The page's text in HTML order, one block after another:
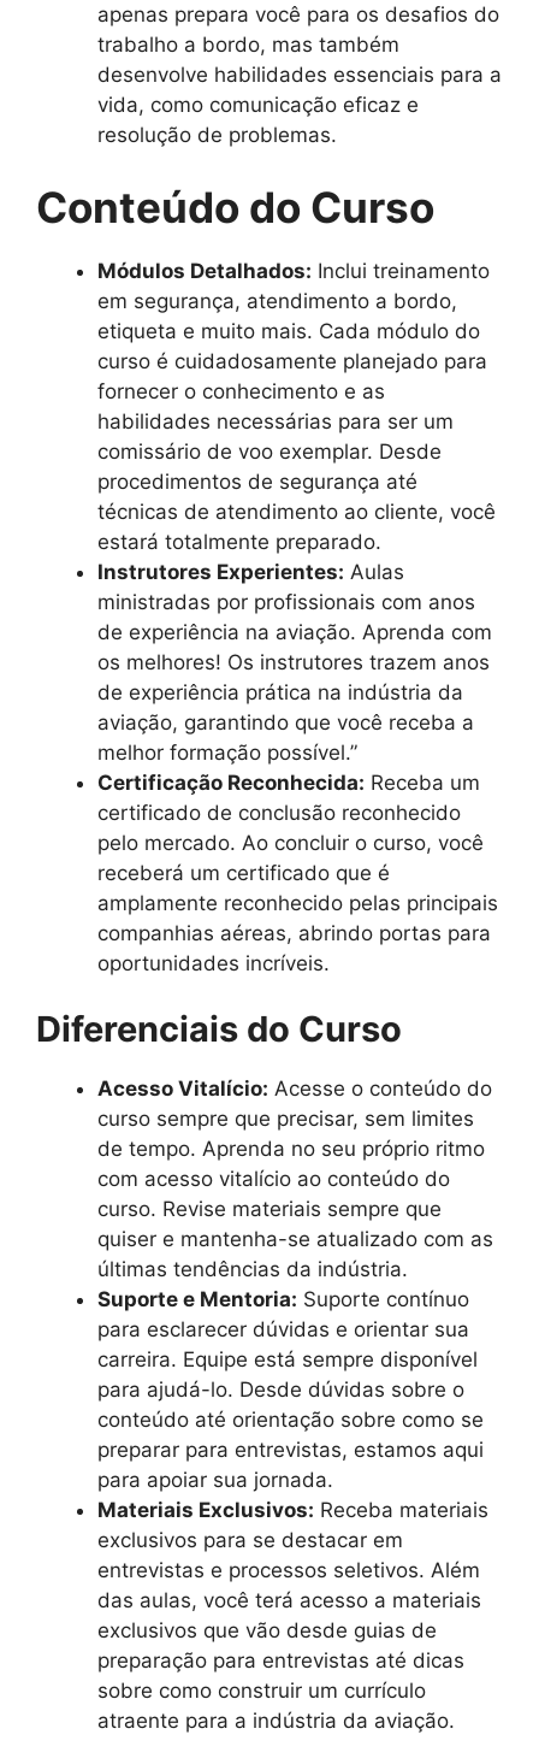
apenas prepara você para os desafios do
trabalho a bordo, mas também
desenvolve habilidades essenciais para a
vida, como comunicação eficaz e
resolução de problemas.
Conteúdo do Curso
Módulos Detalhados: Inclui treinamento
em segurança, atendimento a bordo,
etiqueta e muito mais. Cada módulo do
curso é cuidadosamente planejado para
fornecer o conhecimento e as
habilidades necessárias para ser um
comissário de voo exemplar. Desde
procedimentos de segurança até
técnicas de atendimento ao cliente, você
estará totalmente preparado.
Instrutores Experientes: Aulas
ministradas por profissionais com anos
de experiência na aviação. Aprenda com
os melhores! Os instrutores trazem anos
de experiência prática na indústria da
aviação, garantindo que você receba a
melhor formação possível.”
Certificação Reconhecida: Receba um
certificado de conclusão reconhecido
pelo mercado. Ao concluir o curso, você
receberá um certificado que é
amplamente reconhecido pelas principais
companhias aéreas, abrindo portas para
oportunidades incríveis.
Diferenciais do Curso
Acesso Vitalício: Acesse o conteúdo do
curso sempre que precisar, sem limites
de tempo. Aprenda no seu próprio ritmo
com acesso vitalício ao conteúdo do
curso. Revise materiais sempre que
quiser e mantenha-se atualizado com as
últimas tendências da indústria.
Suporte e Mentoria: Suporte contínuo
para esclarecer dúvidas e orientar sua
carreira. Equipe está sempre disponível
para ajudá-lo. Desde dúvidas sobre o
conteúdo até orientação sobre como se
preparar para entrevistas, estamos aqui
para apoiar sua jornada.
Materiais Exclusivos: Receba materiais
exclusivos para se destacar em
entrevistas e processos seletivos. Além
das aulas, você terá acesso a materiais
exclusivos que vão desde guias de
preparação para entrevistas até dicas
sobre como construir um currículo
atraente para a indústria da aviação.